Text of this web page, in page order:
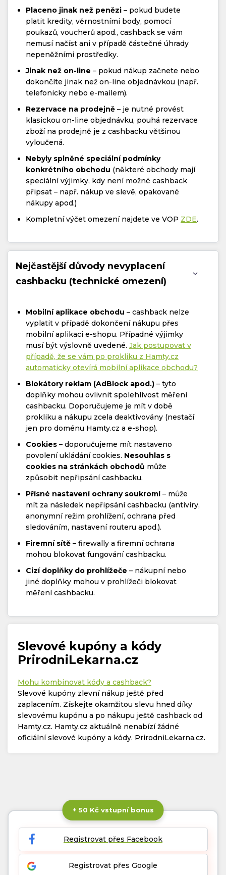
Placeno jinak než penězi – pokud budete
platit kredity, věrnostními body, pomocí
poukazů, voucherů apod., cashback se vám
nemusí načíst ani v případě částečné úhrady
nepeněžními prostředky.
Jinak než on-line – pokud nákup začnete nebo
dokončíte jinak než on-line objednávkou (např.
telefonicky nebo e-mailem).
Rezervace na prodejně – je nutné provést
klasickou on-line objednávku, pouhá rezervace
zboží na prodejně je z cashbacku většinou
vyloučená.
Nebyly splněné speciální podmínky
konkrétního obchodu (některé obchody mají
speciální výjimky, kdy není možné cashback
připsat – např. nákup ve slevě, opakované
nákupy apod.)
Kompletní výčet omezení najdete ve VOP ZDE.
Nejčastější důvody nevyplacení
cashbacku (technické omezení)
Mobilní aplikace obchodu – cashback nelze
vyplatit v případě dokončení nákupu přes
mobilní aplikaci e-shopu. Případné výjimky
musí být výslovně uvedené. Jak postupovat v
případě, že se vám po prokliku z Hamty.cz
automaticky otevírá mobilní aplikace obchodu?
Blokátory reklam (AdBlock apod.) – tyto
doplňky mohou ovlivnit spolehlivost měření
cashbacku. Doporučujeme je mít v době
prokliku a nákupu zcela deaktivovány (nestačí
jen pro doménu Hamty.cz a e-shop).
Cookies – doporučujeme mít nastaveno
povolení ukládání cookies. Nesouhlas s
cookies na stránkách obchodů může
způsobit nepřipsání cashbacku.
Přísné nastavení ochrany soukromí– může
mít za následek nepřipsání cashbacku (antiviry,
anonymní režim prohlížení, ochrana před
sledováním, nastavení routeru apod.).
Firemní sítě – firewally a firemní ochrana
mohou blokovat fungování cashbacku.
Cizí doplňky do prohlížeče – nákupní nebo
jiné doplňky mohou v prohlížeči blokovat
měření cashbacku.
Slevové kupóny a kódy
PrirodniLekarna.cz
Mohu kombinovat kódy a cashback?
Slevové kupóny zlevní nákup ještě před
zaplacením. Získejte okamžitou slevu hned díky
slevovému kupónu a po nákupu ještě cashback od
Hamty.cz. Hamty.cz aktuálně nenabízí žádné
oficiální slevové kupóny a kódy. PrirodniLekarna.cz.
+ 50 Kč vstupní bonus
Registrovat přes Facebook
Registrovat přes Google